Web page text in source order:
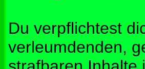
Du verpflichtest
verleumdenden,